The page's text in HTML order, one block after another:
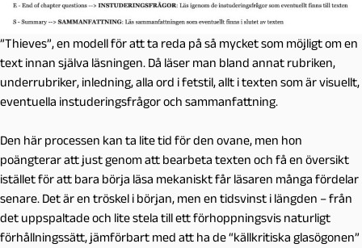
”Thieves”, en modell för att ta reda på så mycket som möjligt om en
text innan själva läsningen. Då läser man bland annat rubriken,
underrubriker, inledning, alla ord i fetstil, allt i texten som är visuellt,
eventuella instuderingsfrågor och sammanfattning.
Den här processen kan ta lite tid för den ovane, men hon
poängterar att just genom att bearbeta texten och få en översikt
istället för att bara börja läsa mekaniskt får läsaren många fördelar
senare. Det är en tröskel i början, men en tidsvinst i längden – från
det uppspaltade och lite stela till ett förhoppningsvis naturligt
förhållningssätt, jämförbart med att ha de “källkritiska glasögonen”